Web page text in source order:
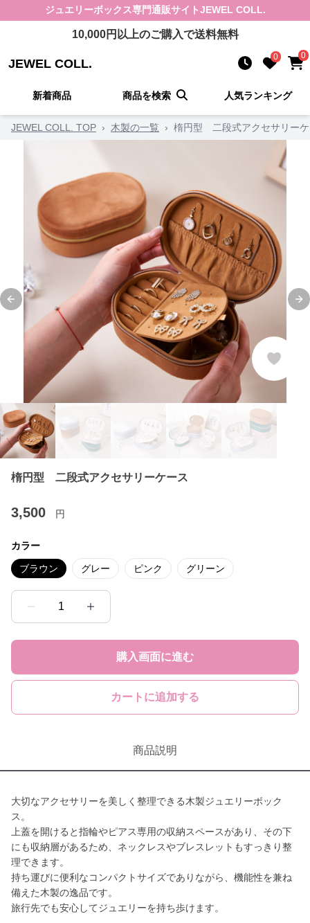
ジュエリーボックス専門通販サイトJEWEL COLL.
10,000円以上のご購入で送料無料
JEWEL COLL. 0 0
新着商品 商品を検索 人気ランキング
JEWEL COLL. TOP › 木製の一覧 › 楕円型 二段式アクセサリー
Previous slide
楕円型 二段式アクセサリーケース
3,500 円
カラー
ブラウン グレー ピンク グリーン
1
購入画面に進む
カートに追加する
商品説明
大切なアクセサリーを美しく整理できる木製ジュエリーボック
ス。
上蓋を開けると指輪やピアス専用の収納スペースがあり、その下
にも収納層があるため、ネックレスやブレスレットもすっきり整
理できます。
持ち運びに便利なコンパクトサイズでありながら、機能性を兼ね
備えた木製の逸品です。
旅行先でも安心してジュエリーを持ち歩けます。